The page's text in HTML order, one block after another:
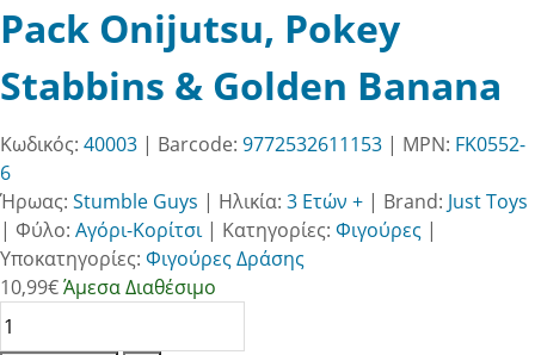
Pack Onijutsu, Pokey
Stabbins & Golden Banana
Κωδικός: 40003 | Barcode: 9772532611153 | MPN: FK0552-
6
Ήρωας: Stumble Guys | Ηλικία: 3 Ετών + | Brand: Just Toys
| Φύλο: Αγόρι-Κορίτσι| Κατηγορίες: Φιγούρες |
Υποκατηγορίες: Φιγούρες Δράσης
10,99€Άμεσα Διαθέσιμο